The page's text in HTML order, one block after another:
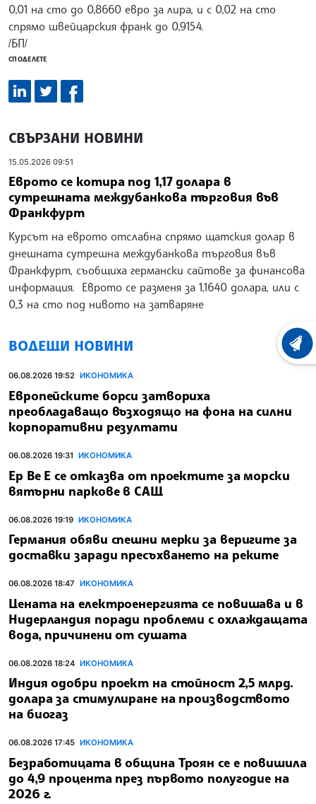
0,01 на сто до 0,8660 евро за лира, и с 0,02 на сто
спрямо швейцарския франк до 0,9154.
/БП/
СПОДЕЛЕТЕ
СВЪРЗАНИ НОВИНИ
15.05.2026 09:51
Еврото се котира под 1,17 долара в
сутрешната междубанкова търговия във
Франкфурт
Курсът на еврото отслабна спрямо щатския долар в
днешната сутрешна междубанкова търговия във
Франкфурт, съобщиха германски сайтове за финансова
информация. Еврото се разменя за 1,1640 долара, или с
0,3 на сто под нивото на затваряне
ВОДЕЩИ НОВИНИ
06.08.2026 19:52 ИКОНОМИКА
Европейските борси затвориха
преобладаващо възходящо на фона на силни
корпоративни резултати
06.08.2026 19:31 ИКОНОМИКА
Ер Ве Е се отказва от проектите за морски
вятърни паркове в САЩ
06.08.2026 19:19 ИКОНОМИКА
Германия обяви спешни мерки за веригите за
доставки заради пресъхването на реките
06.08.2026 18:47 ИКОНОМИКА
Цената на електроенергията се повишава и в
Нидерландия поради проблеми с охлаждащата
вода, причинени от сушата
06.08.2026 18:24 ИКОНОМИКА
Индия одобри проект на стойност 2,5 млрд.
долара за стимулиране на производството
на биогаз
06.08.2026 17:45 ИКОНОМИКА
Безработицата в община Троян се е повишила
до 4,9 процента през първото полугодие на
2026 г.